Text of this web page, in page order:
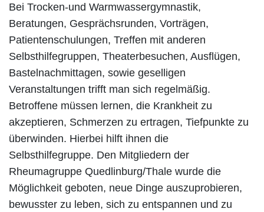
Bei Trocken-und Warmwassergymnastik,
Beratungen, Gesprächsrunden, Vorträgen,
Patientenschulungen, Treffen mit anderen
Selbsthilfegruppen, Theaterbesuchen, Ausflügen,
Bastelnachmittagen, sowie geselligen
Veranstaltungen trifft man sich regelmäßig.
Betroffene müssen lernen, die Krankheit zu
akzeptieren, Schmerzen zu ertragen, Tiefpunkte zu
überwinden. Hierbei hilft ihnen die
Selbsthilfegruppe. Den Mitgliedern der
Rheumagruppe Quedlinburg/Thale wurde die
Möglichkeit geboten, neue Dinge auszuprobieren,
bewusster zu leben, sich zu entspannen und zu